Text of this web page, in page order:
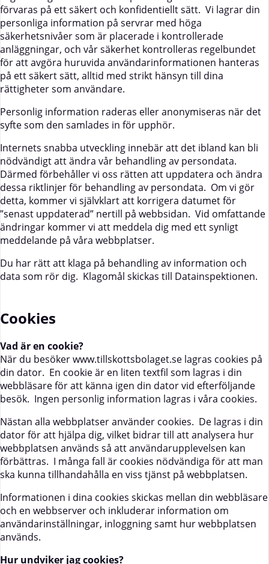
förvaras på ett säkert och konfidentiellt sätt. Vi lagrar din
personliga information på servrar med höga
säkerhetsnivåer som är placerade i kontrollerade
anläggningar, och vår säkerhet kontrolleras regelbundet
för att avgöra huruvida användarinformationen hanteras
på ett säkert sätt, alltid med strikt hänsyn till dina
rättigheter som användare.
Personlig information raderas eller anonymiseras när det
syfte som den samlades in för upphör.
Internets snabba utveckling innebär att det ibland kan bli
nödvändigt att ändra vår behandling av persondata.
Därmed förbehåller vi oss rätten att uppdatera och ändra
dessa riktlinjer för behandling av persondata. Om vi gör
detta, kommer vi självklart att korrigera datumet för
”senast uppdaterad” nertill på webbsidan. Vid omfattande
ändringar kommer vi att meddela dig med ett synligt
meddelande på våra webbplatser.
Du har rätt att klaga på behandling av information och
data som rör dig. Klagomål skickas till Datainspektionen.
Cookies
Vad är en cookie?
När du besöker www.tillskottsbolaget.se lagras cookies på
din dator. En cookie är en liten textfil som lagras i din
webbläsare för att känna igen din dator vid efterföljande
besök. Ingen personlig information lagras i våra cookies.
Nästan alla webbplatser använder cookies. De lagras i din
dator för att hjälpa dig, vilket bidrar till att analysera hur
webbplatsen används så att användarupplevelsen kan
förbättras. I många fall är cookies nödvändiga för att man
ska kunna tillhandahålla en viss tjänst på webbplatsen.
Informationen i dina cookies skickas mellan din webbläsare
och en webbserver och inkluderar information om
användarinställningar, inloggning samt hur webbplatsen
används.
Hur undviker jag cookies?